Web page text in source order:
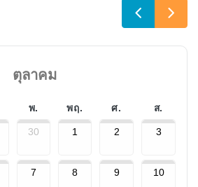
ตุลาคม
พ. พฤ. ศ. ส.
30 1 2 3
7 8 9 10